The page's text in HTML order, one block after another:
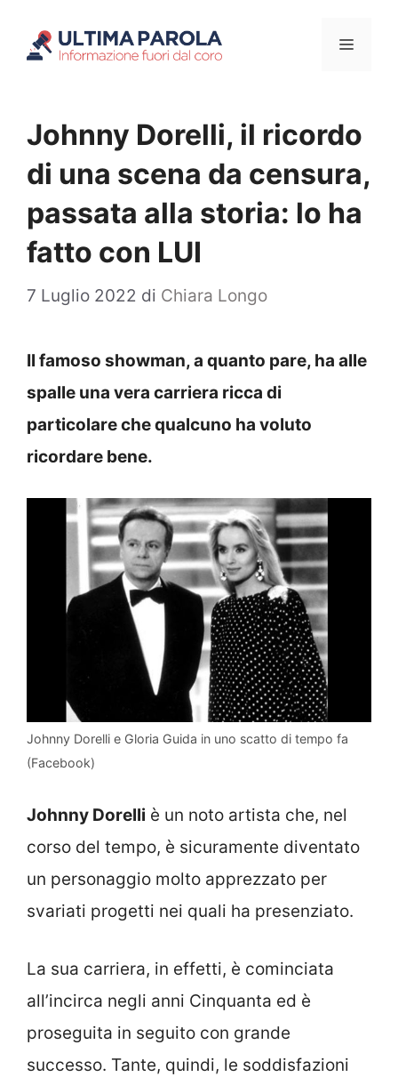
Menu
Johnny Dorelli, il ricordo
di una scena da censura,
passata alla storia: lo ha
fatto con LUI
7 Luglio 2022 di Chiara Longo
Il famoso showman, a quanto pare, ha alle
spalle una vera carriera ricca di
particolare che qualcuno ha voluto
ricordare bene.
Johnny Dorelli e Gloria Guida in uno scatto di tempo fa
(Facebook)
Johnny Dorelli è un noto artista che, nel
corso del tempo, è sicuramente diventato
un personaggio molto apprezzato per
svariati progetti nei quali ha presenziato.
La sua carriera, in effetti, è cominciata
all’incirca negli anni Cinquanta ed è
proseguita in seguito con grande
successo. Tante, quindi, le soddisfazioni